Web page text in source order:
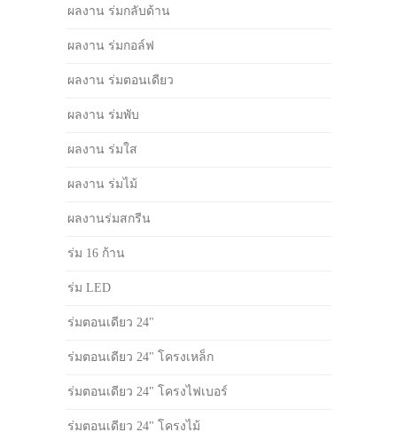
ผลงาน ร่มกลับด้าน
ผลงาน ร่มกอล์ฟ
ผลงาน ร่มตอนเดียว
ผลงาน ร่มพับ
ผลงาน ร่มใส
ผลงาน ร่มไม้
ผลงานร่มสกรีน
ร่ม 16 ก้าน
ร่ม LED
ร่มตอนเดียว 24"
ร่มตอนเดียว 24" โครงเหล็ก
ร่มตอนเดียว 24" โครงไฟเบอร์
ร่มตอนเดียว 24" โครงไม้